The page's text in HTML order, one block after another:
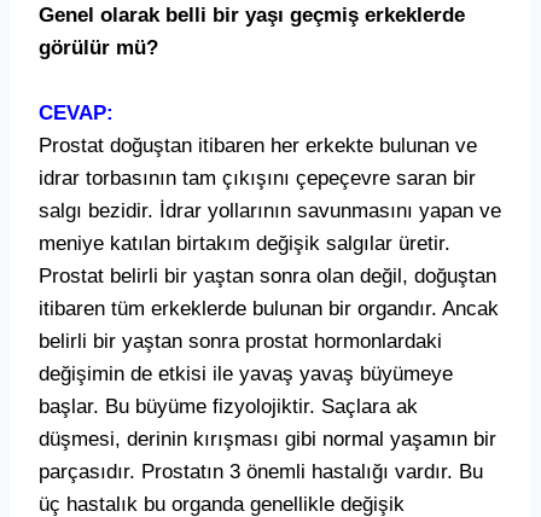
Genel olarak belli bir yaşı geçmiş erkeklerde
görülür mü?
CEVAP:
Prostat doğuştan itibaren her erkekte bulunan ve
idrar torbasının tam çıkışını çepeçevre saran bir
salgı bezidir. İdrar yollarının savunmasını yapan ve
meniye katılan birtakım değişik salgılar üretir.
Prostat belirli bir yaştan sonra olan değil, doğuştan
itibaren tüm erkeklerde bulunan bir organdır. Ancak
belirli bir yaştan sonra prostat hormonlardaki
değişimin de etkisi ile yavaş yavaş büyümeye
başlar. Bu büyüme fizyolojiktir. Saçlara ak
düşmesi, derinin kırışması gibi normal yaşamın bir
parçasıdır. Prostatın 3 önemli hastalığı vardır. Bu
üç hastalık bu organda genellikle değişik